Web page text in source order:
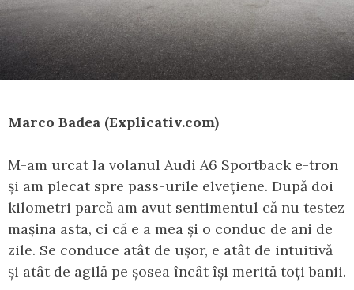
Marco Badea (Explicativ.com)
M-am urcat la volanul Audi A6 Sportback e-tron
și am plecat spre pass-urile elvețiene. După doi
kilometri parcă am avut sentimentul că nu testez
mașina asta, ci că e a mea și o conduc de ani de
zile. Se conduce atât de ușor, e atât de intuitivă
și atât de agilă pe șosea încât își merită toți banii.